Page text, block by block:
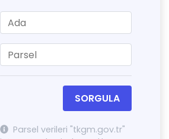
SORGULA
Parsel verileri "tkgm.gov.tr"